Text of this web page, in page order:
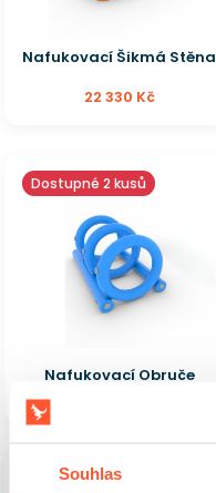
Souhlas
Nafukovací Šikmá Stěna
22 330 Kč
Dostupné 2 kusů
Nafukovací Obruče
Dostupné 2 kusů